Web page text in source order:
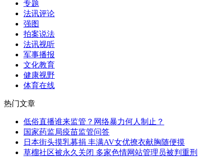
专题
法讯评论
强图
拍案说法
法讯视听
军事播报
文化教育
健康视野
体育在线
热门文章
低俗直播谁来监管？网络暴力何人制止？
国家药监局疫苗监管问答
日本街头摸乳募捐 丰满AV女优撩衣献胸随便摸
草榴社区被永久关闭 多家色情网站管理员被判重刑